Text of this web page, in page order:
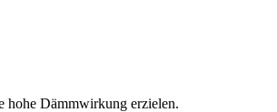
hohe Dämmwirkung erzielen.